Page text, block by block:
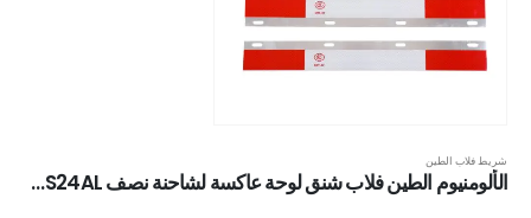
شريط فلاب الطين
الألومنيوم الطين فلاب شنق لوحة عاكسة لشاحنة نصف XKJ-MFS-S24AL